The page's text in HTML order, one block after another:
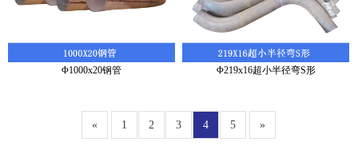
Φ1000x20钢管 Φ219x16超小半径弯S形
« 1 2 3 4 5 »